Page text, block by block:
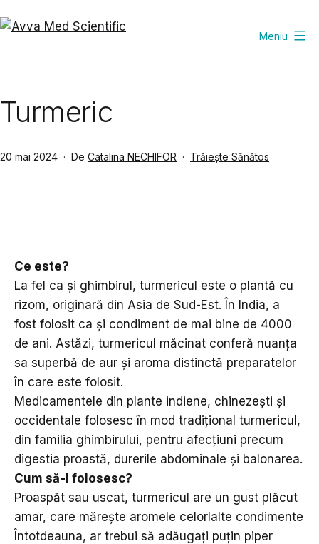
la
Meniu
Turmeric
Publicat
20 mai 2024 De Catalina NECHIFOR
Din
Trăiește Sănătos
Ce este?
La fel ca și ghimbirul, turmericul este o plantă cu
rizom, originară din Asia de Sud-Est. În India, a
fost folosit ca și condiment de mai bine de 4000
de ani. Astăzi, turmericul măcinat conferă nuanța
sa superbă de aur și aroma distinctă preparatelor
în care este folosit.
Medicamentele din plante indiene, chinezești și
occidentale folosesc în mod tradițional turmericul,
din familia ghimbirului, pentru afecțiuni precum
digestia proastă, durerile abdominale și balonarea.
Cum să-l folosesc?
Proaspăt sau uscat, turmericul are un gust plăcut
amar, care mărește aromele celorlalte condimente
Întotdeauna, ar trebui să adăugați puțin piper